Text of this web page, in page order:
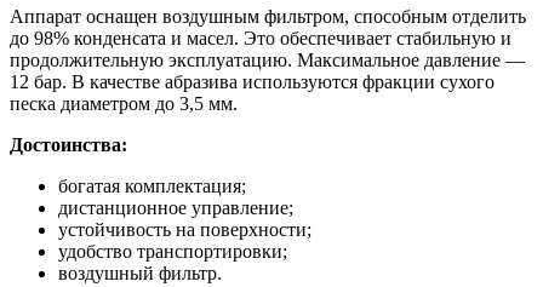
Аппарат оснащен воздушным фильтром, способным отделить
до 98% конденсата и масел. Это обеспечивает стабильную и
продолжительную эксплуатацию. Максимальное давление —
12 бар. В качестве абразива используются фракции сухого
песка диаметром до 3,5 мм.
Достоинства:
богатая комплектация;
дистанционное управление;
устойчивость на поверхности;
удобство транспортировки;
воздушный фильтр.